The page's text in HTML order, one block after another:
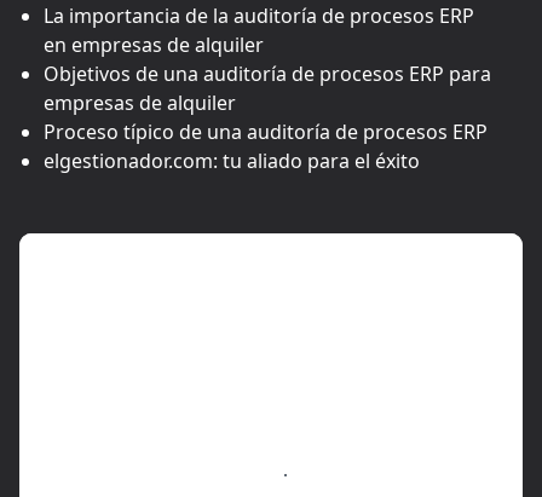
La importancia de la auditoría de procesos ERP
en empresas de alquiler
Objetivos de una auditoría de procesos ERP para
empresas de alquiler
Proceso típico de una auditoría de procesos ERP
elgestionador.com: tu aliado para el éxito